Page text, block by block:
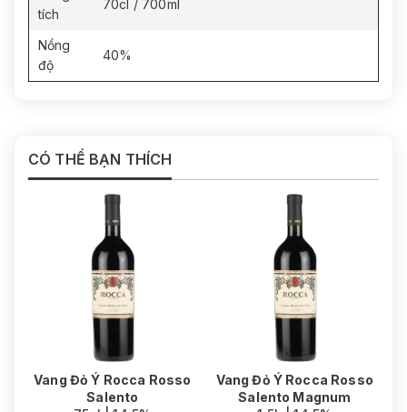
tích
70cl / 700ml
Nồng
độ
40%
CÓ THỂ BẠN THÍCH
Vang Đỏ Ý Rocca Rosso
Salento
Vang Đỏ Ý Rocca Rosso
Salento Magnum